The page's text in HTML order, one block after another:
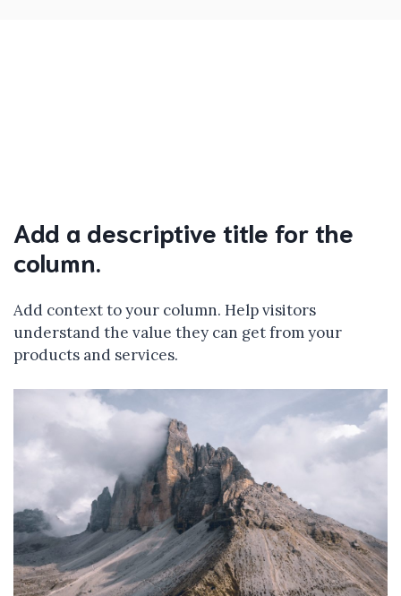
Add a descriptive title for the
column.
Add context to your column. Help visitors
understand the value they can get from your
products and services.